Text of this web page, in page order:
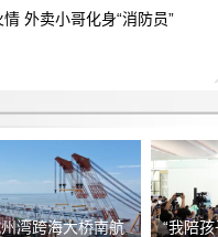
营部，欺诈消费
安装，现要求善
当做优惠，给消费
外卖小哥化身“消防员”
湾跨海大桥南航
“我陪